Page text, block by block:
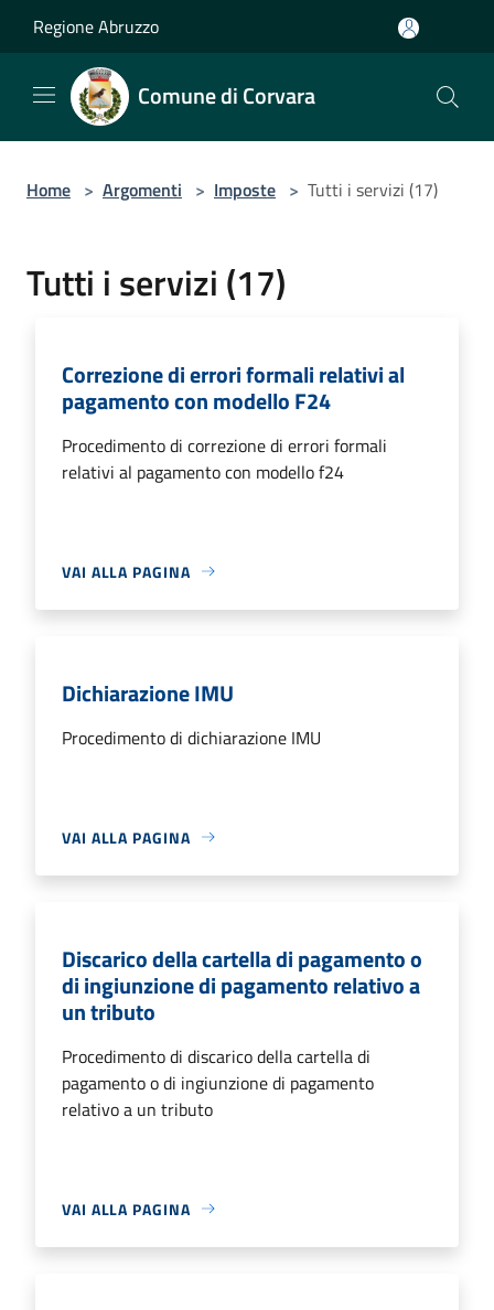
Regione Abruzzo
Comune di Corvara
Home > Argomenti > Imposte > Tutti i servizi (17)
Tutti i servizi (17)
Correzione di errori formali relativi al
pagamento con modello F24
Procedimento di correzione di errori formali
relativi al pagamento con modello f24
VAI ALLA PAGINA
Dichiarazione IMU
Procedimento di dichiarazione IMU
VAI ALLA PAGINA
Discarico della cartella di pagamento o
di ingiunzione di pagamento relativo a
un tributo
Procedimento di discarico della cartella di
pagamento o di ingiunzione di pagamento
relativo a un tributo
VAI ALLA PAGINA